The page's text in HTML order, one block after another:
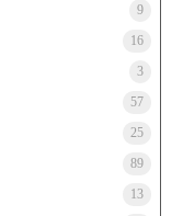
9
16
3
57
25
89
13